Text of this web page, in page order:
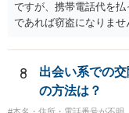
ですが、携帯電話代を
であれば窃盗になりま
ず、可能であればブロ
ば、最寄りの警察署に
考になれば幸いです。
8
出会い系での
の方法は？